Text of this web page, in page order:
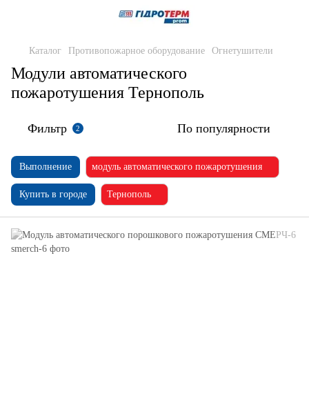
Каталог Противопожарное оборудование Огнетушители
Модули автоматического
пожаротушения Тернополь
Фильтр 2 По популярности
Выполнение модуль автоматического пожаротушения
Купить в городе Тернополь